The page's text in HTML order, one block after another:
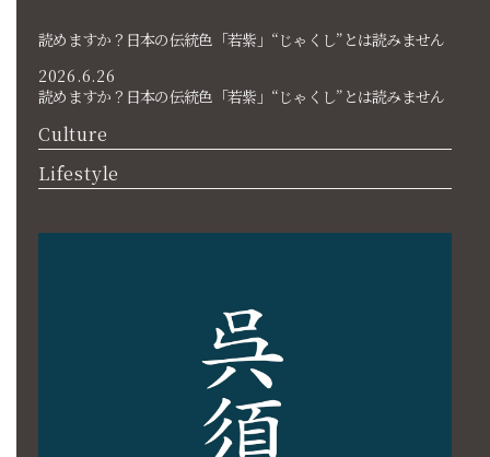
読めますか？日本の伝統色「若紫」“じゃくし”とは読みません
2026.6.26
読めますか？日本の伝統色「若紫」“じゃくし”とは読みません
Culture
Lifestyle